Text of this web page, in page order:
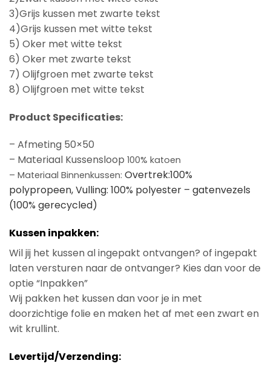
3)Grijs kussen met zwarte tekst
4)Grijs kussen met witte tekst
5) Oker met witte tekst
6) Oker met zwarte tekst
7) Olijfgroen met zwarte tekst
8) Olijfgroen met witte tekst
Product Specificaties:
– Afmeting 50×50
– Materiaal Kussensloop 100% katoen
– Materiaal Binnenkussen: Overtrek:100%
polypropeen,Vulling: 100% polyester – gatenvezels
(100% gerecycled)
Kussen inpakken:
Wil jij het kussen al ingepakt ontvangen? of ingepakt
laten versturen naar de ontvanger? Kies dan voor de
optie “Inpakken”
Wij pakken het kussen dan voor je in met
doorzichtige folie en maken het af met een zwart en
wit krullint.
Levertijd/Verzending: